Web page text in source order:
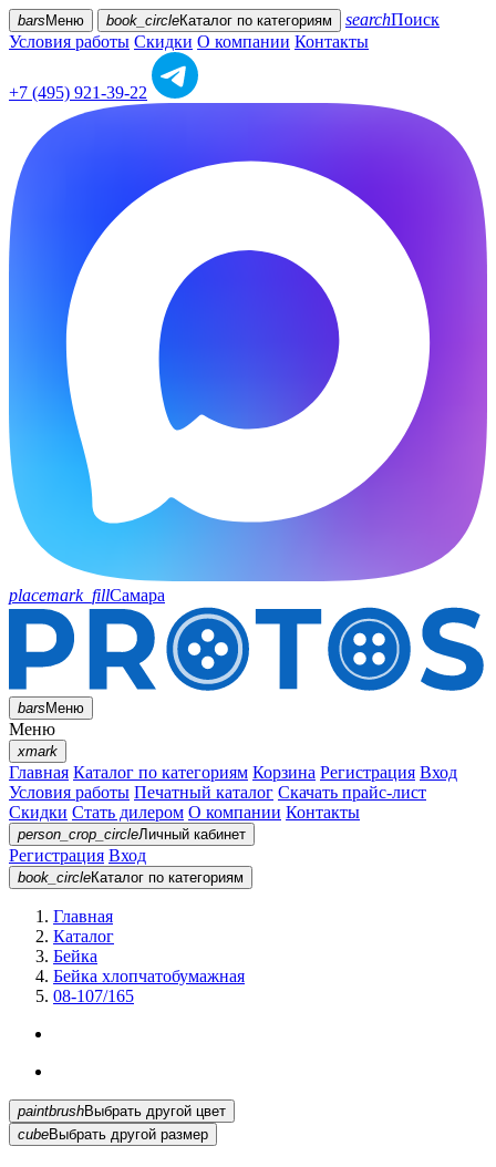
bars Меню book_circleКаталог по категориям searchПоиск
Условия работы Скидки О компании Контакты
+7 (495) 921-39-22
placemark_fillСамара
barsМеню
Меню
xmark
Главная Каталог по категориям Корзина Регистрация Вход
Условия работы Печатный каталог Скачать прайс-лист
Скидки Стать дилером О компании Контакты
person_crop_circleЛичный кабинет
Регистрация Вход
book_circleКаталог по категориям
Главная
Каталог
Бейка
Бейка хлопчатобумажная
08-107/165
paintbrush
Выбрать другой цвет
cubeВыбрать другой размер